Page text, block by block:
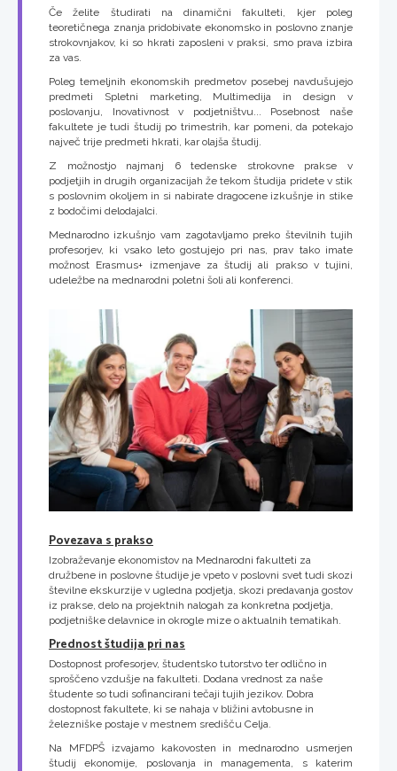
Če želite študirati na dinamični fakulteti, kjer poleg
teoretičnega znanja pridobivate ekonomsko in poslovno znanje
strokovnjakov, ki so hkrati zaposleni v praksi, smo prava izbira
za vas.
Poleg temeljnih ekonomskih predmetov posebej navdušujejo
predmeti Spletni marketing, Multimedija in design v
poslovanju, Inovativnost v podjetništvu... Posebnost naše
fakultete je tudi študij po trimestrih, kar pomeni, da potekajo
največ trije predmeti hkrati, kar olajša študij.
Z možnostjo najmanj 6 tedenske strokovne prakse v
podjetjih in drugih organizacijah že tekom študija pridete v stik
s poslovnim okoljem in si nabirate dragocene izkušnje in stike
z bodočimi delodajalci.
Mednarodno izkušnjo vam zagotavljamo preko številnih tujih
profesorjev, ki vsako leto gostujejo pri nas, prav tako imate
možnost Erasmus+ izmenjave za študij ali prakso v tujini,
udeležbe na mednarodni poletni šoli ali konferenci.
Povezava s prakso
Izobraževanje ekonomistov na Mednarodni fakulteti za
družbene in poslovne študije je vpeto v poslovni svet tudi skozi
številne ekskurzije v ugledna podjetja, skozi predavanja gostov
iz prakse, delo na projektnih nalogah za konkretna podjetja,
podjetniške delavnice in okrogle mize o aktualnih tematikah.
Prednost študija pri nas
Dostopnost profesorjev, študentsko tutorstvo ter odlično in
sproščeno vzdušje na fakulteti. Dodana vrednost za naše
študente so tudi sofinancirani tečaji tujih jezikov. Dobra
dostopnost fakultete, ki se nahaja v bližini avtobusne in
železniške postaje v mestnem središču Celja.
Na MFDPŠ izvajamo kakovosten in mednarodno usmerjen
študij ekonomije, poslovanja in managementa, s katerim